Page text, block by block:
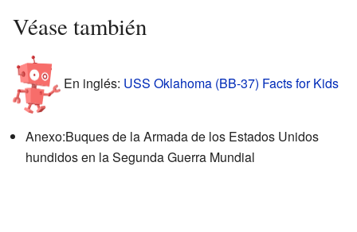
Véase también
En inglés: USS Oklahoma (BB-37) Facts for Kids
Anexo:Buques de la Armada de los Estados Unidos
hundidos en la Segunda Guerra Mundial